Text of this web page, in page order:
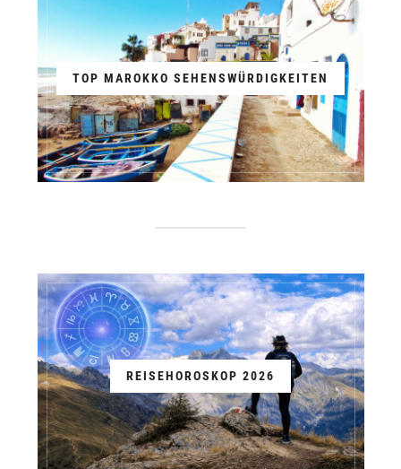
TOP MAROKKO SEHENSWÜRDIGKEITEN
REISEHOROSKOP 2026